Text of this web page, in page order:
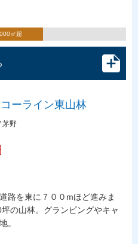
㎡超
ーライン東山林
茅野
路を東に７００mほど進みま
の山林。グランピングやキャ
。